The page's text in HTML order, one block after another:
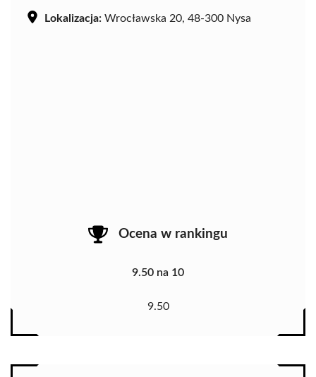
Lokalizacja: Wrocławska 20, 48-300 Nysa
Ocena w rankingu
9.50 na 10
9.50